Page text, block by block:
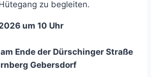
zu begleiten.
um 10 Uhr
Ende der Dürschinger Straße
Gebersdorf